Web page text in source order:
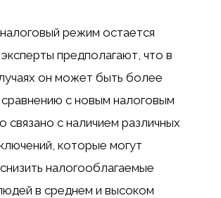
режим остается
предполагают, что в
он может быть более
с новым налоговым
с наличием различных
которые могут
налогооблагаемые
в среднем и высоком